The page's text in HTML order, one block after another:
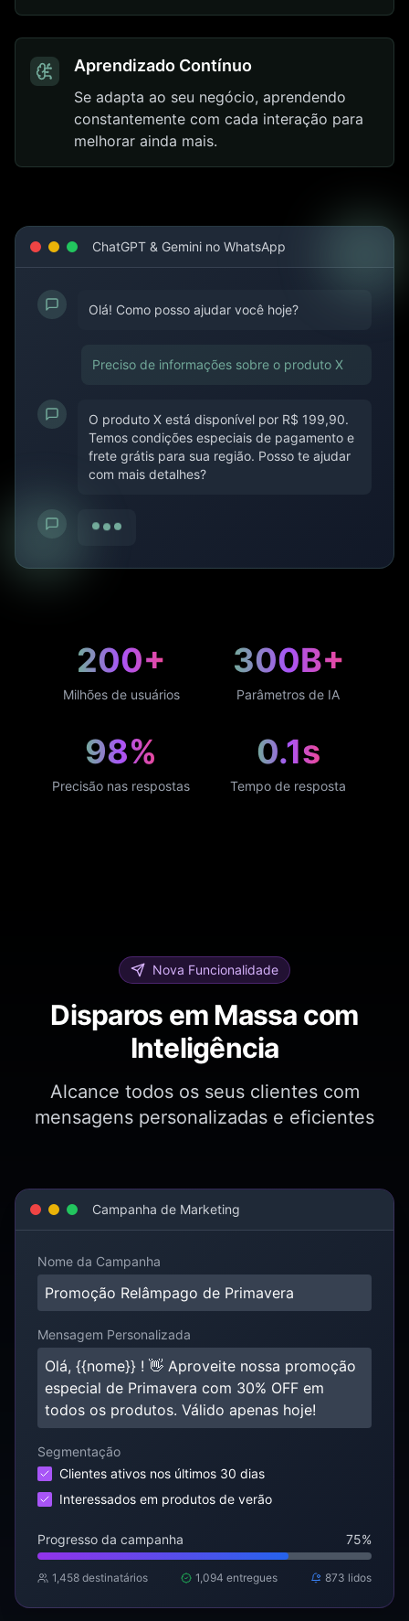
Aprendizado Contínuo
Se adapta ao seu negócio, aprendendo
constantemente com cada interação para
melhorar ainda mais.
ChatGPT & Gemini no WhatsApp
Olá! Como posso ajudar você hoje?
Preciso de informações sobre o produto X
O produto X está disponível por R$ 199,90.
Temos condições especiais de pagamento e
frete grátis para sua região. Posso te ajudar
com mais detalhes?
200+
Milhões de usuários
300B+
Parâmetros de IA
98%
Precisão nas respostas
0.1s
Tempo de resposta
Nova Funcionalidade
Disparos em Massa com
Inteligência
Alcance todos os seus clientes com
mensagens personalizadas e eficientes
Campanha de Marketing
Nome da Campanha
Promoção Relâmpago de Primavera
Mensagem Personalizada
Olá, {{nome}} ! 👋 Aproveite nossa promoção
especial de Primavera com 30% OFF em
todos os produtos. Válido apenas hoje!
Segmentação
Clientes ativos nos últimos 30 dias
Interessados em produtos de verão
Progresso da campanha 75%
1,458 destinatários 1,094 entregues 873 lidos